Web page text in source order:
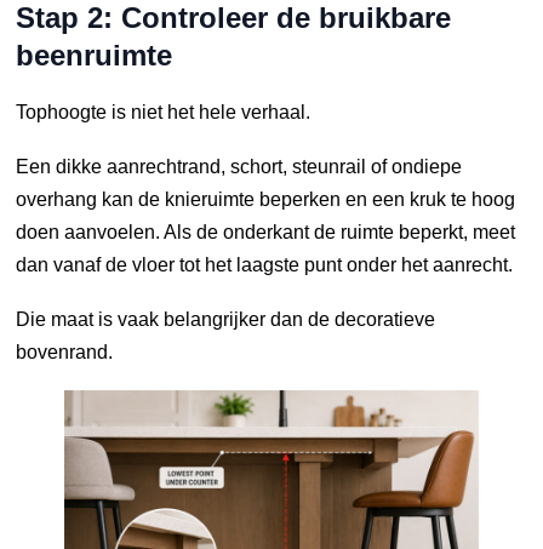
Stap 2: Controleer de bruikbare
beenruimte
Tophoogte is niet het hele verhaal.
Een dikke aanrechtrand, schort, steunrail of ondiepe
overhang kan de knieruimte beperken en een kruk te hoog
doen aanvoelen. Als de onderkant de ruimte beperkt, meet
dan vanaf de vloer tot het laagste punt onder het aanrecht.
Die maat is vaak belangrijker dan de decoratieve
bovenrand.